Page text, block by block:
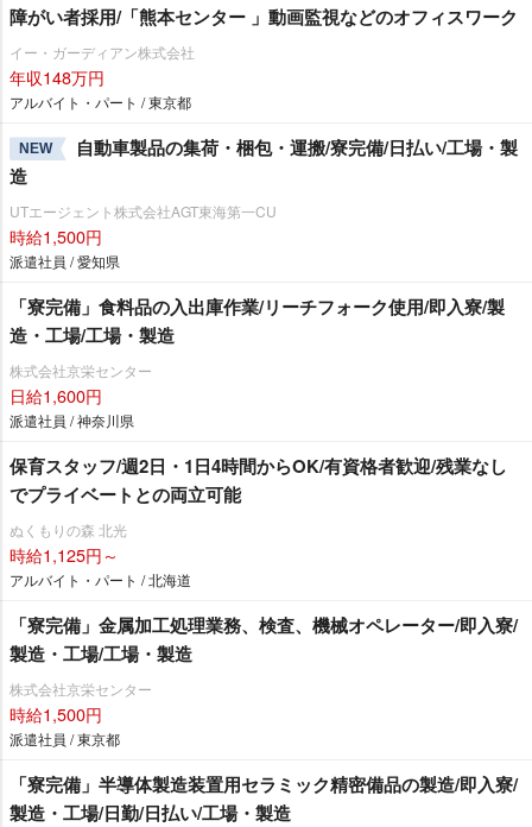
障がい者採用/「熊本センター 」動画監視などのオフィスワーク
イー・ガーディアン株式会社
年収148万円
アルバイト・パート / 東京都
NEW
自動車製品の集荷・梱包・運搬/寮完備/日払い/工場・製
造
UTエージェント株式会社AGT東海第一CU
時給1,500円
派遣社員 / 愛知県
「寮完備」食料品の入出庫作業/リーチフォーク使用/即入寮/製
造・工場/工場・製造
株式会社京栄センター
日給1,600円
派遣社員 / 神奈川県
保育スタッフ/週2日・1日4時間からOK/有資格者歓迎/残業なし
でプライベートとの両立可能
ぬくもりの森 北光
時給1,125円～
アルバイト・パート / 北海道
「寮完備」金属加工処理業務、検査、機械オペレーター/即入寮/
製造・工場/工場・製造
株式会社京栄センター
時給1,500円
派遣社員 / 東京都
「寮完備」半導体製造装置用セラミック精密備品の製造/即入寮/
製造・工場/日勤/日払い/工場・製造